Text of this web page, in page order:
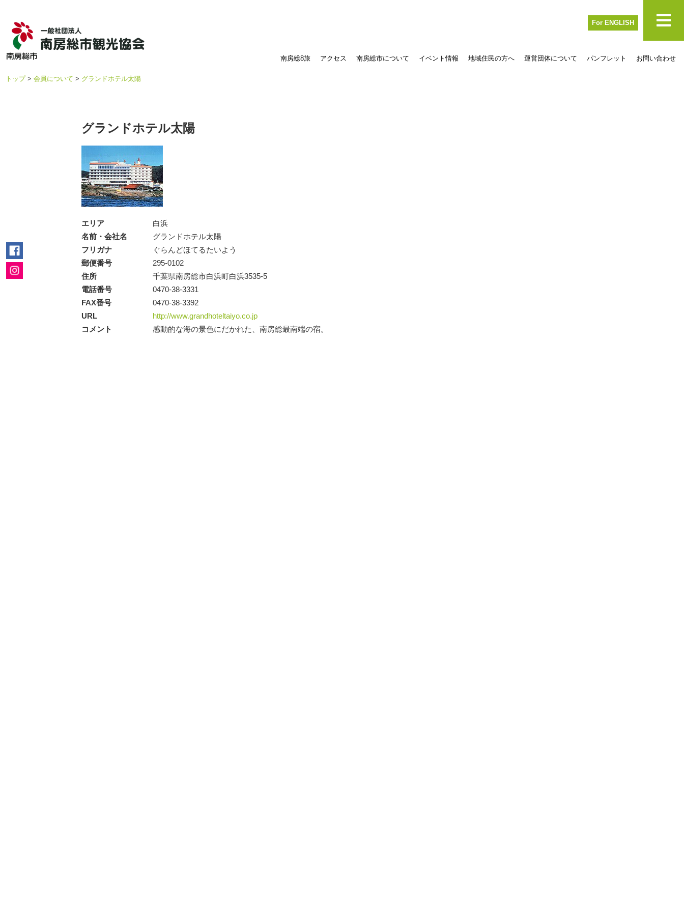
南房総8旅 アクセス 南房総市について イベント情報 地域住民の方へ 運営団体について パンフレット お問い合わせ
For ENGLISH
トップ 会員について グランドホテル太陽
グランドホテル太陽
エリア
白浜
名前・会社名
グランドホテル太陽
フリガナ
ぐらんどほてるたいよう
郵便番号
295-0102
住所
千葉県南房総市白浜町白浜3535-5
電話番号
0470-38-3331
FAX番号
0470-38-3392
URL
http://www.grandhoteltaiyo.co.jp
コメント
感動的な海の景色にだかれた、南房総最南端の宿。